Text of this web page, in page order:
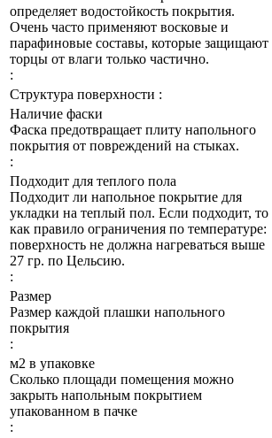
определяет водостойкость покрытия.
Очень часто применяют восковые и
парафиновые составы, которые защищают
торцы от влаги только частично.
:
Структура поверхности :
Наличие фаски
Фаска предотвращает плиту напольного
покрытия от повреждений на стыках.
:
Подходит для теплого пола
Подходит ли напольное покрытие для
укладки на теплый пол. Если подходит, то
как правило ограничения по температуре:
поверхность не должна нагреваться выше
27 гр. по Цельсию.
:
Размер
Размер каждой плашки напольного
покрытия
:
м2 в упаковке
Сколько площади помещения можно
закрыть напольным покрытием
упакованном в пачке
: